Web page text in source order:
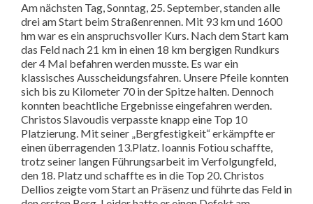
Am nächsten Tag, Sonntag, 25. September, standen alle
drei am Start beim Straßenrennen. Mit 93 km und 1600
hm war es ein anspruchsvoller Kurs. Nach dem Start kam
das Feld nach 21 km in einen 18 km bergigen Rundkurs
der 4 Mal befahren werden musste. Es war ein
klassisches Ausscheidungsfahren. Unsere Pfeile konnten
sich bis zu Kilometer 70 in der Spitze halten. Dennoch
konnten beachtliche Ergebnisse eingefahren werden.
Christos Slavoudis verpasste knapp eine Top 10
Platzierung. Mit seiner „Bergfestigkeit“ erkämpfte er
einen überragenden 13.Platz. Ioannis Fotiou schaffte,
trotz seiner langen Führungsarbeit im Verfolgungfeld,
den 18. Platz und schaffte es in die Top 20. Christos
Dellios zeigte vom Start an Präsenz und führte das Feld in